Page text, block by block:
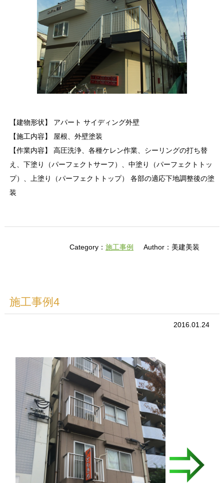
【建物形状】 アパート サイディング外壁
【施工内容】 屋根、外壁塗装
【作業内容】 高圧洗浄、各種ケレン作業、シーリングの打ち替
え、下塗り（パーフェクトサーフ）、中塗り（パーフェクトトッ
プ）、上塗り（パーフェクトトップ） 各部の適応下地調整後の塗
装
Category：施工事例 Author：美建美装
施工事例4
2016.01.24